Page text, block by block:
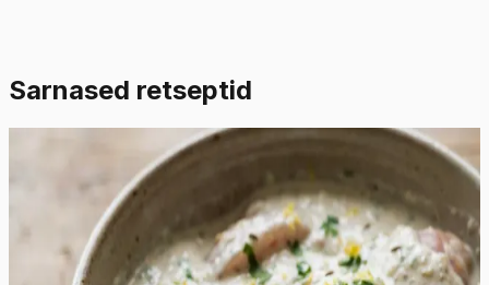
Sarnased retseptid
Hinnang:(2)
Šašlõkimarinaad jogurtiga
See erakordselt rammus ja siidine marinaad muudab
kanafilee või kintsuliha uskumatult pehmeks ja
mahlaseks. Jogurtis sisalduvad piimahapped lõhustavad